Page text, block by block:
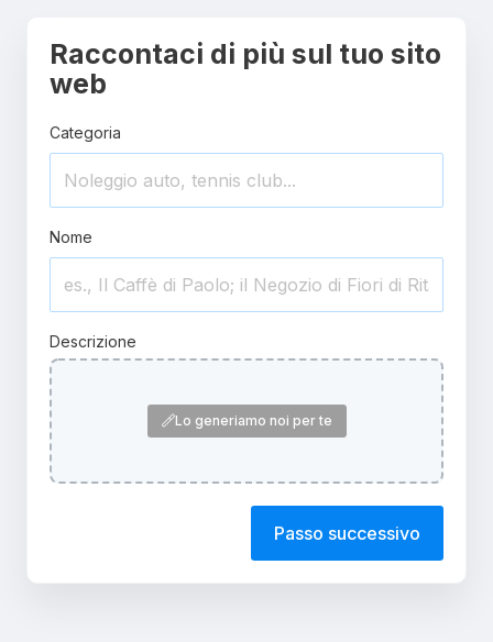
Raccontaci di più sul tuo sito
web
Categoria
Nome
Descrizione
Lo generiamo noi per te
Passo successivo